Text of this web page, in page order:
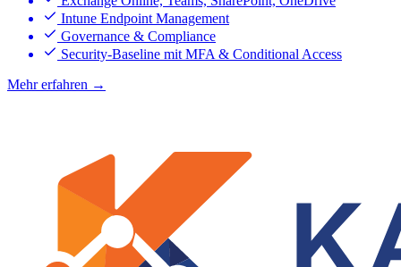
Intune Endpoint Management
Governance & Compliance
Security-Baseline mit MFA & Conditional Access
Mehr erfahren →